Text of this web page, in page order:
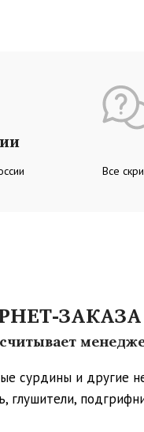
Все
сурдины и другие
глушители,